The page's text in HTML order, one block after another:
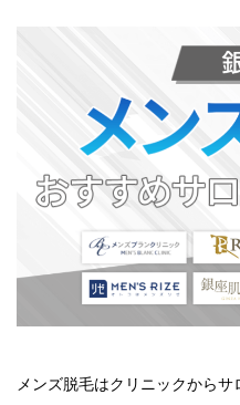
メンズ脱毛はクリニックからサ